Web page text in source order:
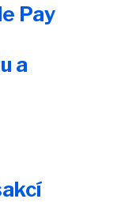
Pay
a